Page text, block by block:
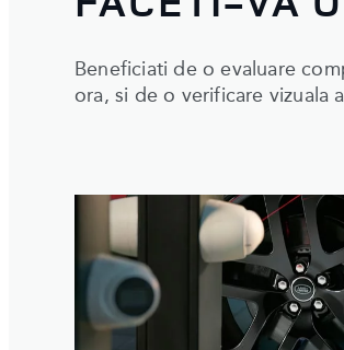
Beneficiati de o evaluare
ora, si de o verificare vizuala